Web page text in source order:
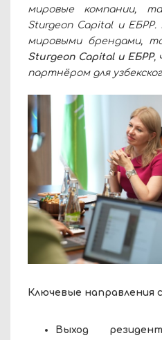
мировые компании,
Sturgeon Capital и
мировыми брендами,
Sturgeon Capital и ЕБРР,
партнёром для
Ключевые направления
Выход